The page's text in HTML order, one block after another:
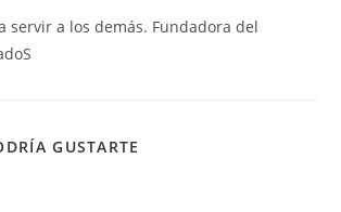
ar
servir a los demás. Fundadora del
GUSTARTE